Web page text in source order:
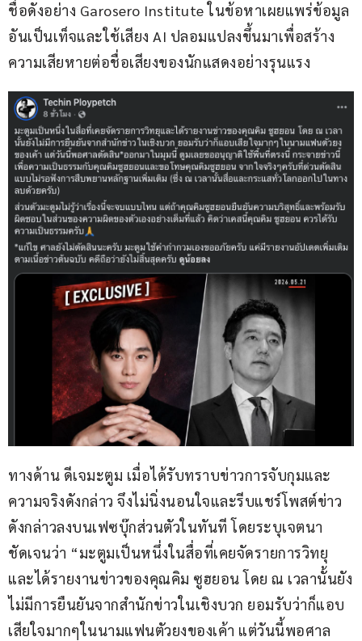
ชื่อดังอย่าง Garosero Institute ในข้อหาเผยแพร่ข้อมูล
อันเป็นเท็จและใช้เสียง AI ปลอมแปลงขึ้นมาเพื่อสร้าง
ความเสียหายต่อชื่อเสียงของนักแสดงอย่างรุนแรง
ทางด้าน ดีเจมะตูม เมื่อได้รับทราบข่าวการจับกุมและ
ความจริงดังกล่าว จึงไม่นิ่งนอนใจและรีบแชร์โพสต์ข่าว
ดังกล่าวลงบนเฟซบุ๊กส่วนตัวในทันที โดยระบุเจตนา
ชัดเจนว่า “มะตูมเป็นหนึ่งในสื่อที่เคยจัดรายการวิทยุ
และได้รายงานข่าวของคุณคิม ซูฮยอน โดย ณ เวลานั้นยัง
ไม่มีการยืนยันจากสำนักข่าวในเชิงบวก ยอมรับว่าก็แอบ
เสียใจมากๆในนามแฟนตัวยงของเค้า แต่วันนี้พอศาล